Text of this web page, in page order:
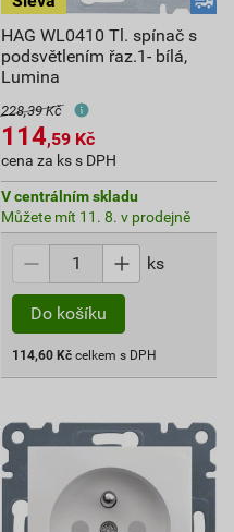
HAG WL0410 Tl. spínač s
podsvětlením řaz.1- bílá,
Lumina
228,39 Kč
114,59 Kč
cena za ks s DPH
V centrálním skladu
Můžete mít 11. 8. v prodejně
ks
Do košíku
114,60 Kč celkem s DPH